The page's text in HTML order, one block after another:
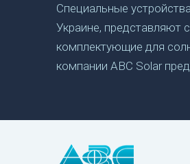
Специальные
Украине, представляют
комплектующие для
компании ABC Solar
комплектации
Если впервые